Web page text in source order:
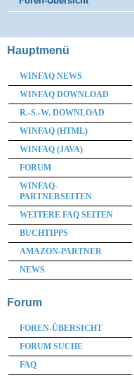
Hauptmenü
WINFAQ NEWS
WINFAQ DOWNLOAD
R.-S.-W. DOWNLOAD
WINFAQ (HTML)
WINFAQ (JAVA)
FORUM
WINFAQ-
PARTNERSEITEN
WEITERE FAQ SEITEN
BUCHTIPPS
AMAZON-PARTNER
NEWS
Forum
FOREN-ÜBERSICHT
FORUM SUCHE
FAQ